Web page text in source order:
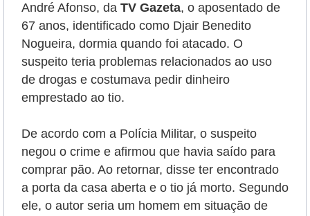
André Afonso, da TV Gazeta, o aposentado de
67 anos, identificado como Djair Benedito
Nogueira, dormia quando foi atacado. O
suspeito teria problemas relacionados ao uso
de drogas e costumava pedir dinheiro
emprestado ao tio.
De acordo com a Polícia Militar, o suspeito
negou o crime e afirmou que havia saído para
comprar pão. Ao retornar, disse ter encontrado
a porta da casa aberta e o tio já morto. Segundo
ele, o autor seria um homem em situação de